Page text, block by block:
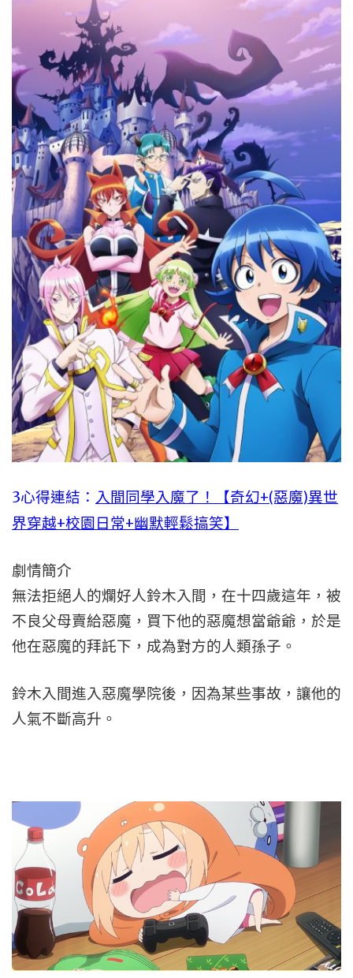
3心得連結： 入間同學入魔了！【奇幻+(惡魔)異世
界穿越+校園日常+幽默輕鬆搞笑】
劇情簡介
無法拒絕人的爛好人鈴木入間，在十四歲這年，被
不良父母賣給惡魔，買下他的惡魔想當爺爺，於是
他在惡魔的拜託下，成為對方的人類孫子。
鈴木入間進入惡魔學院後，因為某些事故，讓他的
人氣不斷高升。